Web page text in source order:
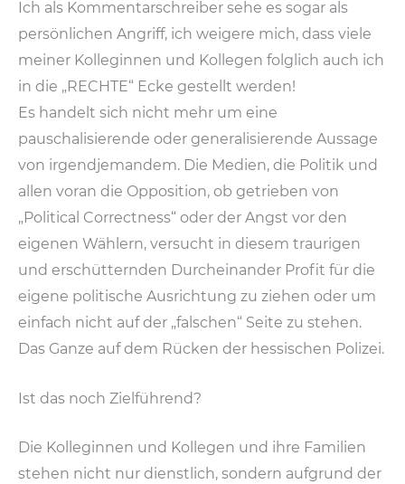
Ich als Kommentarschreiber sehe es sogar als
persönlichen Angriff, ich weigere mich, dass viele
meiner Kolleginnen und Kollegen folglich auch ich
in die „RECHTE“ Ecke gestellt werden!
Es handelt sich nicht mehr um eine
pauschalisierende oder generalisierende Aussage
von irgendjemandem. Die Medien, die Politik und
allen voran die Opposition, ob getrieben von
„Political Correctness“ oder der Angst vor den
eigenen Wählern, versucht in diesem traurigen
und erschütternden Durcheinander Profit für die
eigene politische Ausrichtung zu ziehen oder um
einfach nicht auf der „falschen“ Seite zu stehen.
Das Ganze auf dem Rücken der hessischen Polizei.
Ist das noch Zielführend?
Die Kolleginnen und Kollegen und ihre Familien
stehen nicht nur dienstlich, sondern aufgrund der